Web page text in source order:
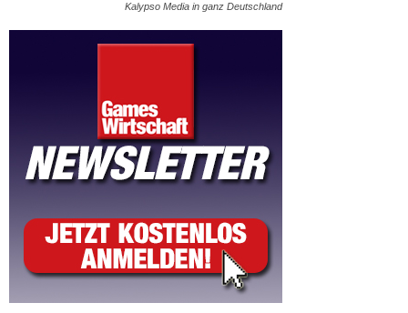
Kalypso Media in ganz Deutschland